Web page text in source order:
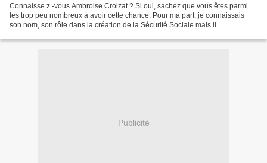
Connaisse z -vous Ambroise Croizat ? Si oui, sachez que vous êtes parmi
les trop peu nombreux à avoir cette chance. Pour ma part, je connaissais
son nom, son rôle dans la création de la Sécurité Sociale mais il
Publicité